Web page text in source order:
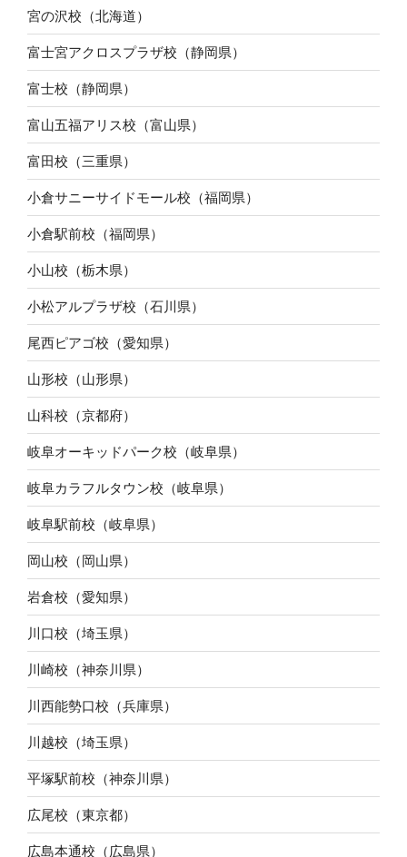
宮の沢校（北海道）
富士宮アクロスプラザ校（静岡県）
富士校（静岡県）
富山五福アリス校（富山県）
富田校（三重県）
小倉サニーサイドモール校（福岡県）
小倉駅前校（福岡県）
小山校（栃木県）
小松アルプラザ校（石川県）
尾西ピアゴ校（愛知県）
山形校（山形県）
山科校（京都府）
岐阜オーキッドパーク校（岐阜県）
岐阜カラフルタウン校（岐阜県）
岐阜駅前校（岐阜県）
岡山校（岡山県）
岩倉校（愛知県）
川口校（埼玉県）
川崎校（神奈川県）
川西能勢口校（兵庫県）
川越校（埼玉県）
平塚駅前校（神奈川県）
広尾校（東京都）
広島本通校（広島県）